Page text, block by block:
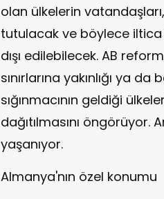
olan ülkelerin
tutulacak ve böylece iltica
dışı edilebilecek. AB
sınırlarına yakınlığı ya
sığınmacının geldiği
dağıtılmasını
yaşanıyor.
Almanya'nın özel konumu